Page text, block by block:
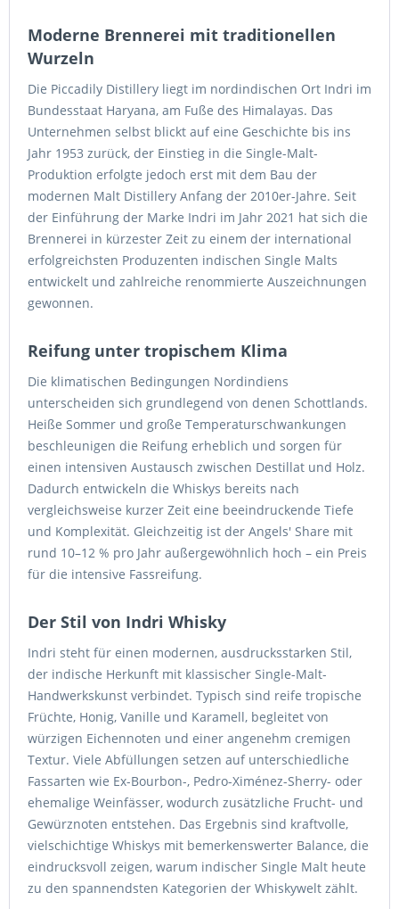
Moderne Brennerei mit traditionellen
Wurzeln
Die Piccadily Distillery liegt im nordindischen Ort Indri im
Bundesstaat Haryana, am Fuße des Himalayas. Das
Unternehmen selbst blickt auf eine Geschichte bis ins
Jahr 1953 zurück, der Einstieg in die Single-Malt-
Produktion erfolgte jedoch erst mit dem Bau der
modernen Malt Distillery Anfang der 2010er-Jahre. Seit
der Einführung der Marke Indri im Jahr 2021 hat sich die
Brennerei in kürzester Zeit zu einem der international
erfolgreichsten Produzenten indischen Single Malts
entwickelt und zahlreiche renommierte Auszeichnungen
gewonnen.
Reifung unter tropischem Klima
Die klimatischen Bedingungen Nordindiens
unterscheiden sich grundlegend von denen Schottlands.
Heiße Sommer und große Temperaturschwankungen
beschleunigen die Reifung erheblich und sorgen für
einen intensiven Austausch zwischen Destillat und Holz.
Dadurch entwickeln die Whiskys bereits nach
vergleichsweise kurzer Zeit eine beeindruckende Tiefe
und Komplexität. Gleichzeitig ist der Angels' Share mit
rund 10–12 % pro Jahr außergewöhnlich hoch – ein Preis
für die intensive Fassreifung.
Der Stil von Indri Whisky
Indri steht für einen modernen, ausdrucksstarken Stil,
der indische Herkunft mit klassischer Single-Malt-
Handwerkskunst verbindet. Typisch sind reife tropische
Früchte, Honig, Vanille und Karamell, begleitet von
würzigen Eichennoten und einer angenehm cremigen
Textur. Viele Abfüllungen setzen auf unterschiedliche
Fassarten wie Ex-Bourbon-, Pedro-Ximénez-Sherry- oder
ehemalige Weinfässer, wodurch zusätzliche Frucht- und
Gewürznoten entstehen. Das Ergebnis sind kraftvolle,
vielschichtige Whiskys mit bemerkenswerter Balance, die
eindrucksvoll zeigen, warum indischer Single Malt heute
zu den spannendsten Kategorien der Whiskywelt zählt.